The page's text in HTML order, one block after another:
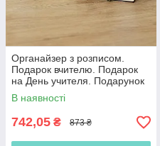
Органайзер з розписом.
Подарок вчителю. Подарок
на День учителя. Подарунок
для вчителя до 8 березня Еко
матеріал!
В наявності
742,05 ₴ 873 ₴